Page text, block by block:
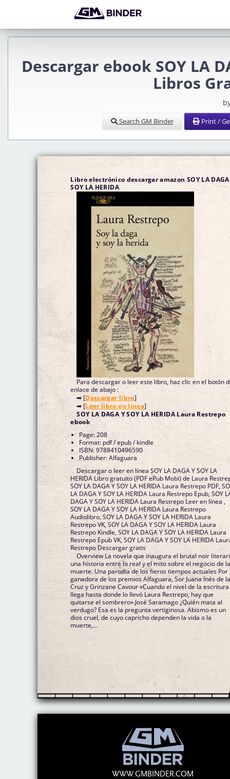
Descargar ebook SOY LA
Libros
Search GM Binder Print /
Libro electrónico descargar amazon SOY LA DAGA
SOY LA HERIDA
Para descargar o leer este libro, haz clic en el botón
enlace de abajo :
➡ [Descargar libro]
➡ [Leer libro en línea]
SOY LA DAGA Y SOY LA HERIDA Laura Restrepo
ebook
Page: 208
Format: pdf / epub / kindle
ISBN: 9788410496590
Publisher: Alfaguara
Descargar o leer en línea SOY LA DAGA Y SOY LA
HERIDA Libro gratuito (PDF ePub Mobi) de Laura
SOY LA DAGA Y SOY LA HERIDA Laura Restrepo PDF,
LA DAGA Y SOY LA HERIDA Laura Restrepo Epub, SOY
DAGA Y SOY LA HERIDA Laura Restrepo Leer en línea ,
SOY LA DAGA Y SOY LA HERIDA Laura Restrepo
Audiolibro, SOY LA DAGA Y SOY LA HERIDA Laura
Restrepo VK, SOY LA DAGA Y SOY LA HERIDA Laura
Restrepo Kindle, SOY LA DAGA Y SOY LA HERIDA Laura
Restrepo Epub VK, SOY LA DAGA Y SOY LA HERIDA
Restrepo Descargar gratis
Overview La novela que inaugura el brutal noir
una historia entre lo real y el mito sobre el negocio de
muerte. Una parodia de los fieros tiempos actuales Por
ganadora de los premios Alfaguara, Sor Juana Inés de
Cruz y Grinzane Cavour «Cuando el nivel de la escritura
llega hasta donde lo llevó Laura Restrepo, hay que
quitarse el sombrero».José Saramago ¿Quién mata al
verdugo? Esa es la pregunta vertiginosa. Abismo es un
dios cruel, de cuyo capricho dependen la vida o la
muerte,...
WWW.GMBINDER.COM